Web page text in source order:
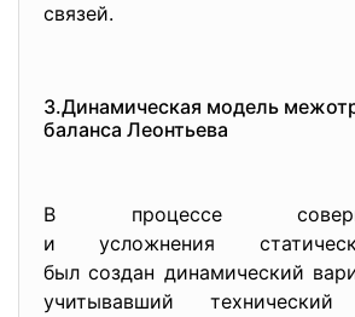
связей.
3.Динамическая модель
баланса Леонтьева
В процессе
и усложнения
был создан динамический
учитывавший